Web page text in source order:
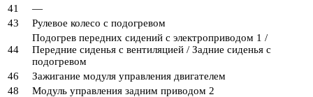
41
—
43
Рулевое колесо с подогревом
44
Подогрев передних сидений с электроприводом 1 /
Передние сиденья с вентиляцией / Задние сиденья с
подогревом
46
Зажигание модуля управления двигателем
48
Модуль управления задним приводом 2